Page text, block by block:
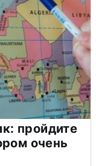
пройдите
очень